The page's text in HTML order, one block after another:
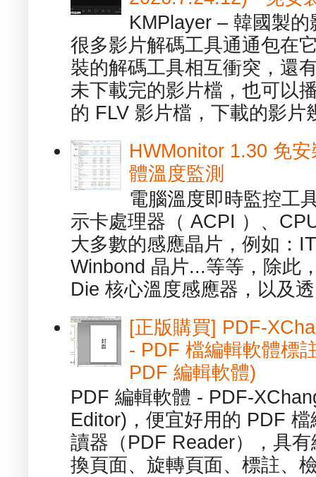
KMPlayer – 韓國製
很多影片解碼工具通通包在
裝的解碼工具相互衝突，還
未下載完的影片檔，也可以
的 FLV 影片檔，下載的影片
HWMonitor 1.30 免
體溫度監測
電腦溫度即時監控工
示卡處理器（ ACPI ）、
大多數的感應晶片，例如：
Winbond 晶片...等等，除此
Die 核心溫度感應器，以及
[正版購買] PDF-
- PDF 檔編輯軟體標
PDF 編輯軟體)
PDF 編輯軟體 - PDF-
Editor)，便宜好用的 PDF
讀器（PDF Reader），具
換頁面、旋轉頁面、標註、